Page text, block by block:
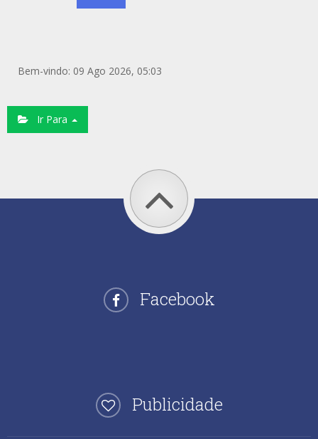
Bem-vindo: 09 Ago 2026, 05:03
Ir Para
Facebook
Publicidade